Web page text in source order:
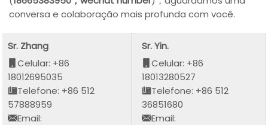
conversa e colaboração mais profunda com você.
Sr. Zhang
Celular: +86
18012695035
Telefone: +86 512
57888959
Email:
Sr. Yin.
Celular: +86
18013280527
Telefone: +86 512
36851680
Email: